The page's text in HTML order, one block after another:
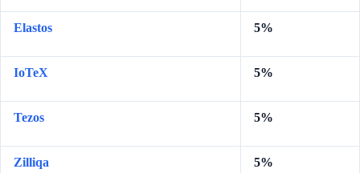
Elastos 5%
IoTeX 5%
Tezos 5%
Zilliqa 5%